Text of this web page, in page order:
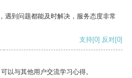
遇到问题都能及时解决，服务态度非常
支持[0] 反对[0]
以与其他用户交流学习心得。